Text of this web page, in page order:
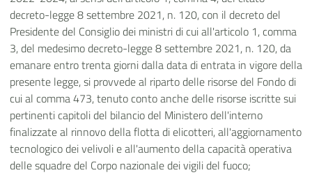
decreto-legge 8 settembre 2021, n. 120, con il decreto del
Presidente del Consiglio dei ministri di cui all'articolo 1, comma
3, del medesimo decreto-legge 8 settembre 2021, n. 120, da
emanare entro trenta giorni dalla data di entrata in vigore della
presente legge, si provvede al riparto delle risorse del Fondo di
cui al comma 473, tenuto conto anche delle risorse iscritte sui
pertinenti capitoli del bilancio del Ministero dell'interno
finalizzate al rinnovo della flotta di elicotteri, all'aggiornamento
tecnologico dei velivoli e all'aumento della capacità operativa
delle squadre del Corpo nazionale dei vigili del fuoco;